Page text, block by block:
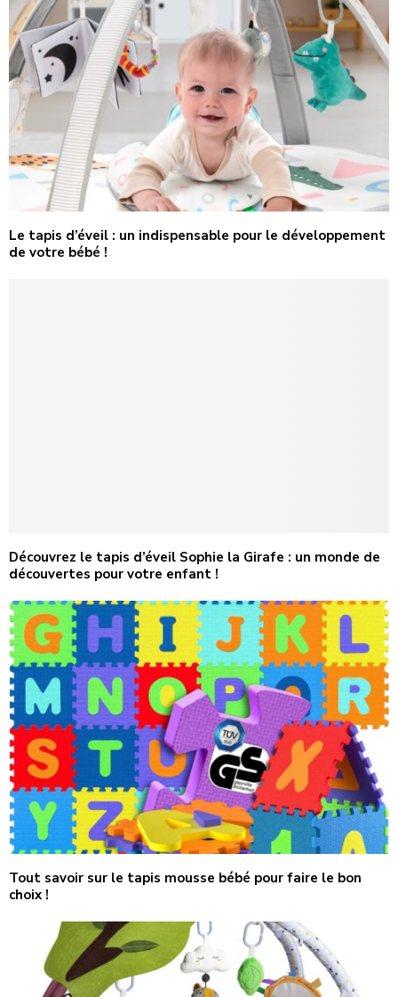
Le tapis d’éveil : un indispensable pour le développement
de votre bébé !
Découvrez le tapis d’éveil Sophie la Girafe : un monde de
découvertes pour votre enfant !
Tout savoir sur le tapis mousse bébé pour faire le bon
choix !